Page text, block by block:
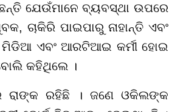
ଯେଉଁମାନେ ବ୍ୟବସ୍ଥା ଉପରେ
ଚାକିରି ପାଇପାରୁ ନାହାନ୍ତି ଏବଂ
ମିଡିଆ ଏବଂ ଆରଟିଆଇ କର୍ମୀ ହୋଇ
କହିଥିଲେ ।
ରାଙ୍କ ରହିଛି । ଜଣେ ଓକିଲଙ୍କ